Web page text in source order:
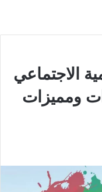
الاجتماعي
ومميزات